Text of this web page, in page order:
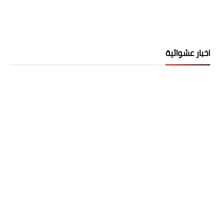
اخبار عشوائية